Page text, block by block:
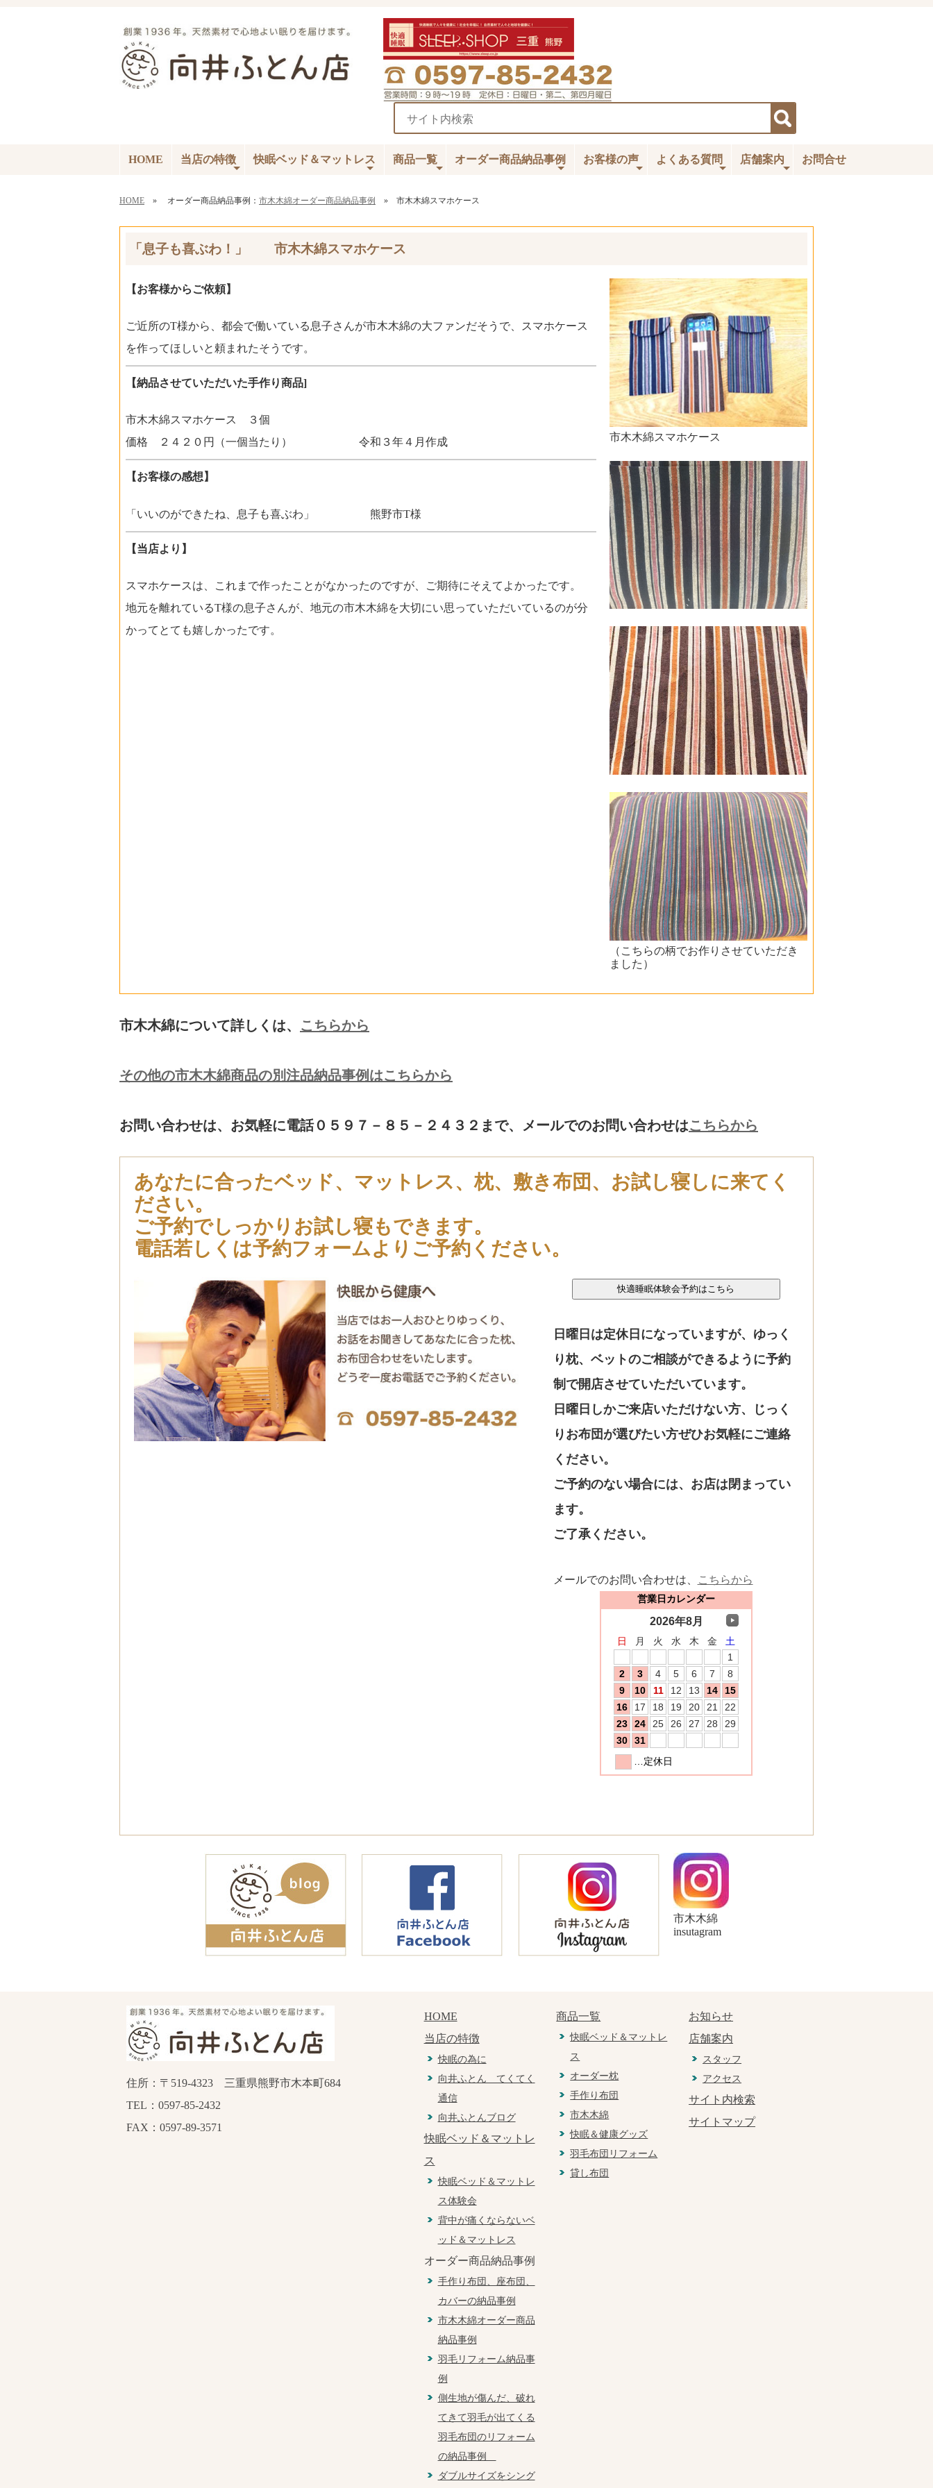
HOME 当店の特徴 快眠ベッド＆マットレス 商品一覧 オーダー商品納品事例 お客様の声 よくある質問 店舗案内 お問合せ
HOME » オーダー商品納品事例： 市木木綿オーダー商品納品事例 » 市木木綿スマホケース
「息子も喜ぶわ！」 市木木綿スマホケース
【お客様からご依頼】
ご近所のT様から、都会で働いている息子さんが市木木綿の大ファンだそうで、スマホケース
を作ってほしいと頼まれたそうです。
【納品させていただいた手作り商品]
市木木綿スマホケース ３個
価格 ２４２０円（一個当たり） 令和３年４月作成
【お客様の感想】
「いいのができたね、息子も喜ぶわ」 熊野市T様
【当店より】
スマホケースは、これまで作ったことがなかったのですが、ご期待にそえてよかったです。
地元を離れているT様の息子さんが、地元の市木木綿を大切にい思っていただいているのが分
かってとても嬉しかったです。
市木木綿スマホケース
（こちらの柄でお作りさせていただき
ました）
市木木綿について詳しくは、 こちらから
その他の市木木綿商品の別注品納品事例はこちらから
お問い合わせは、お気軽に電話０５９７－８５－２４３２まで、メールでのお問い合わせはこちらから
あなたに合ったベッド、マットレス、枕、敷き布団、お試し寝しに来てく
ださい。
ご予約でしっかりお試し寝もできます。
電話若しくは予約フォームよりご予約ください。
日曜日は定休日になっていますが、ゆっく
り枕、ベットのご相談ができるように予約
制で開店させていただいています。
日曜日しかご来店いただけない方、じっく
りお布団が選びたい方ぜひお気軽にご連絡
ください。
ご予約のない場合には、お店は閉まってい
ます。
ご了承ください。
メールでのお問い合わせは、 こちらから
市木木綿
insutagram
住所：〒519-4323 三重県熊野市木本町684
TEL：0597-85-2432
FAX：0597-89-3571
HOME
当店の特徴
快眠の為に
向井ふとん てくてく
通信
向井ふとんブログ
快眠ベッド＆マットレ
ス
快眠ベッド＆マットレ
ス体験会
背中が痛くならないベ
ッド＆マットレス
オーダー商品納品事例
手作り布団、座布団、
カバーの納品事例
市木木綿オーダー商品
納品事例
羽毛リフォーム納品事
例
側生地が傷んだ、破れ
てきて羽毛が出てくる
羽毛布団のリフォーム
の納品事例
ダブルサイズをシング
商品一覧
快眠ベッド＆マットレ
ス
オーダー枕
手作り布団
市木木綿
快眠＆健康グッズ
羽毛布団リフォーム
貸し布団
お知らせ
店舗案内
スタッフ
アクセス
サイト内検索
サイトマップ